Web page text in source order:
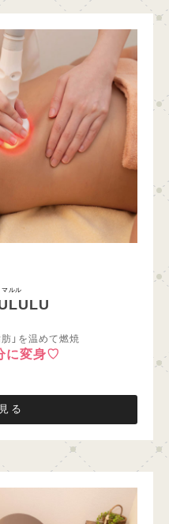
マルル
肪」を温めて燃焼
に変身♡
る